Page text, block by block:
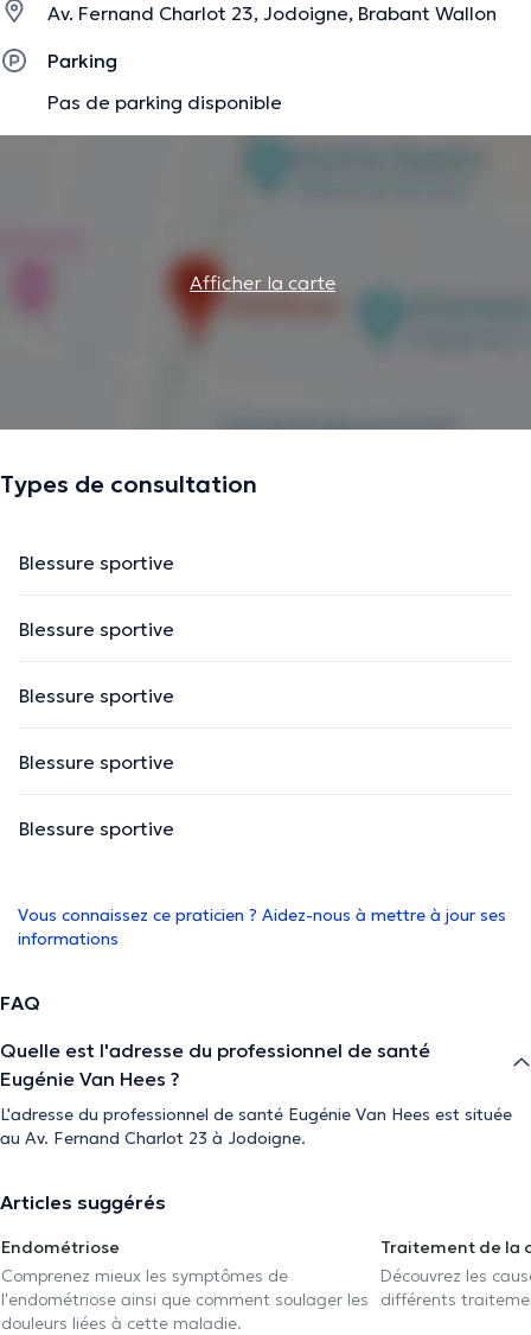
Av. Fernand Charlot 23, Jodoigne, Brabant Wallon
Parking
Pas de parking disponible
Afficher la carte
Types de consultation
Blessure sportive
Blessure sportive
Blessure sportive
Blessure sportive
Blessure sportive
Vous connaissez ce praticien ? Aidez-nous à mettre à jour ses
informations
FAQ
Quelle est l'adresse du professionnel de santé
Eugénie Van Hees ?
L'adresse du professionnel de santé Eugénie Van Hees est située
au Av. Fernand Charlot 23 à Jodoigne.
Articles suggérés
Endométriose
Comprenez mieux les symptômes de
l'endométriose ainsi que comment soulager les
douleurs liées à cette maladie.
Traitement de la
Découvrez les
différents